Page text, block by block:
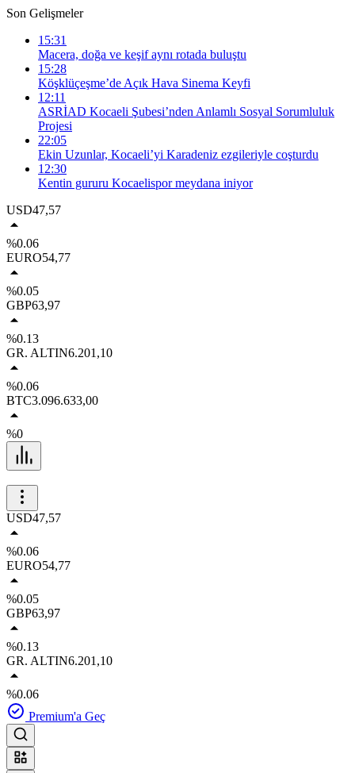
Son Gelişmeler
15:31
Macera, doğa ve keşif aynı rotada buluştu
15:28
Köşklüçeşme’de Açık Hava Sinema Keyfi
12:11
ASRİAD Kocaeli Şubesi’nden Anlamlı Sosyal Sorumluluk
Projesi
22:05
Ekin Uzunlar, Kocaeli’yi Karadeniz ezgileriyle coşturdu
12:30
Kentin gururu Kocaelispor meydana iniyor
USD47,57
%0.06
EURO54,77
%0.05
GBP63,97
%0.13
GR. ALTIN6.201,10
%0.06
BTC3.096.633,00
%0
USD47,57
%0.06
EURO54,77
%0.05
GBP63,97
%0.13
GR. ALTIN6.201,10
%0.06
Premium'a Geç